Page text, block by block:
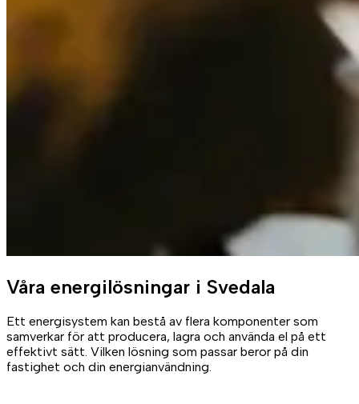
Våra energilösningar i Svedala
Ett energisystem kan bestå av flera komponenter som
samverkar för att producera, lagra och använda el på ett
effektivt sätt. Vilken lösning som passar beror på din
fastighet och din energianvändning.